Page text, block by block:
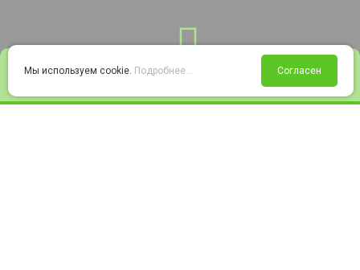
Войти Избранное Корзина
Мы используем cookie. Подробнее... Согласен